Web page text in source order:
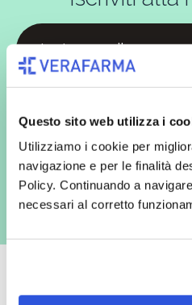
Questo sito web utilizza i
Utilizziamo i cookie per
navigazione e per le finalità
Policy. Continuando a
necessari al corretto
commerciali da parte di Verafarma, tra
con inviti e comunicazioni
es. posta cartacea)